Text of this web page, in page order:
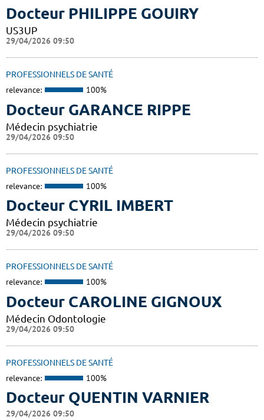
Docteur PHILIPPE GOUIRY
US3UP
29/04/2026 09:50
PROFESSIONNELS DE SANTÉ
relevance: 100%
Docteur GARANCE RIPPE
Médecin psychiatrie
29/04/2026 09:50
PROFESSIONNELS DE SANTÉ
relevance: 100%
Docteur CYRIL IMBERT
Médecin psychiatrie
29/04/2026 09:50
PROFESSIONNELS DE SANTÉ
relevance: 100%
Docteur CAROLINE GIGNOUX
Médecin Odontologie
29/04/2026 09:50
PROFESSIONNELS DE SANTÉ
relevance: 100%
Docteur QUENTIN VARNIER
29/04/2026 09:50